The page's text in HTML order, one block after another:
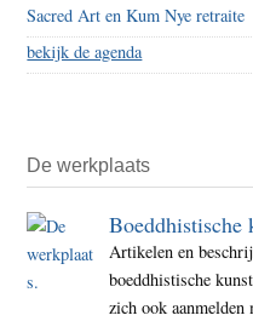
Sacred Art en Kum Nye retraite
bekijk de agenda
De werkplaats
Boeddhistische
Artikelen en
boeddhistische
zich ook aanmelden